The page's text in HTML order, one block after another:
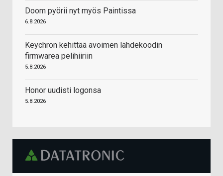
Doom pyörii nyt myös Paintissa
6.8.2026
Keychron kehittää avoimen lähdekoodin
firmwarea pelihiiriin
5.8.2026
Honor uudisti logonsa
5.8.2026